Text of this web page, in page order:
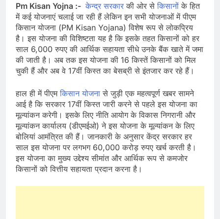
Pm Kisan Yojna :- केन्द्र सरकार की ओर सेकिसानों के हित
में कई योजनाएं चलाई जा रही हैं लेकिन इन सभी योजनाओं में पीएम
किसान योजना (PM Kisan Yojana) विशेष रूप से लोकप्रिय
है। इस योजना की विशिष्टता यह है कि इसके तहत किसानों को हर
साल 6,000 रुपए की आर्थिक सहायता सीधे उनके बैंक खाते में जमा
की जाती है। अब तक इस योजना की 16 किस्तें किसानों को मिल
चुकी हैं और अब वे 17वीं किस्त का बेसब्री से इंतजार कर रहे हैं।
हाल ही में पीएमकिसान योजना से जुड़ी एक महत्वपूर्ण खबर सामने
आई है कि सरकार 17वीं किस्त जारी करने से पहले इस योजना का
मूल्यांकन करेगी। इसके लिए नीति आयोग के विकास निगरानी और
मूल्यांकन कार्यालय (डीएमईओ) ने इस योजना के मूल्यांकन के लिए
बोलियां आमंत्रित की हैं। जानकारी के अनुसार केंद्र सरकार हर
साल इस योजना पर लगभग 60,000 करोड़ रुपए खर्च करती है।
इस योजना का मुख्य उद्देश्य सीमांत और आर्थिक रूप से कमजोर
किसानों को वित्तीय सहायता प्रदान करना है।